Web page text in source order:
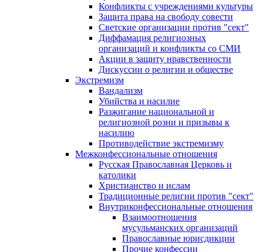
Конфликты с учреждениями культуры
Защита права на свободу совести
Светские организации против "сект"
Диффамация религиозных
организаций и конфликты со СМИ
Акции в защиту нравственности
Дискуссии о религии и обществе
Экстремизм
Вандализм
Убийства и насилие
Разжигание национальной и
религиозной розни и призывы к
насилию
Противодействие экстремизму
Межконфессиональные отношения
Русская Православная Церковь и
католики
Христианство и ислам
Традиционные религии против "сект"
Внутриконфессиональные отношения
Взаимоотношения
мусульманских организаций
Православные юрисдикции
Прочие конфессии